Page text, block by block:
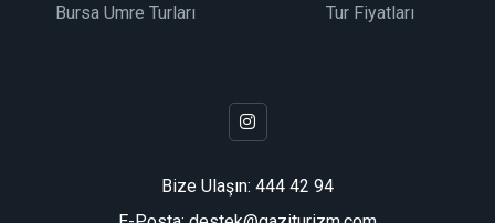
Bursa Umre Turları Tur Fiyatları
Bize Ulaşın: 444 42 94